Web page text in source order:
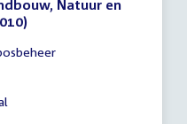
Natuur en